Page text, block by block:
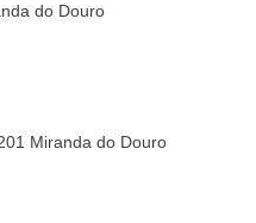
do Douro
Miranda do Douro